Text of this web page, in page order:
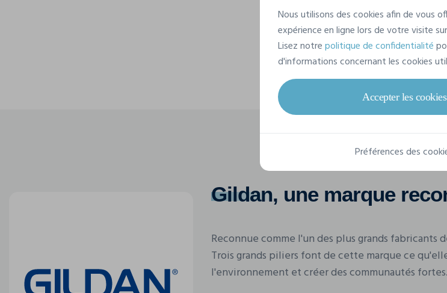
Gildan, une marque
Reconnue comme l'un des plus grands fabricants
Trois grands piliers font de cette marque ce
l'environnement et créer des communautés fortes.
Nous utilisons des cookies afin de vous
expérience en ligne lors de votre visite
Lisez notrepolitique de confidentialité
d'informations concernant les cookies
Accepter les cookies
Préférences des